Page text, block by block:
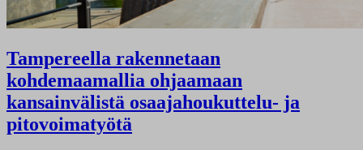
Tampereella rakennetaan
kohdemaamallia ohjaamaan
kansainvälistä osaajahoukuttelu- ja
pitovoimatyötä